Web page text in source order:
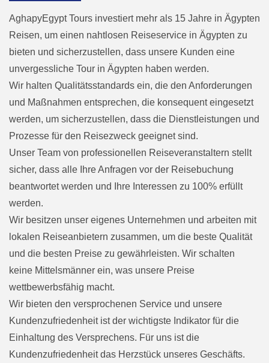
AghapyEgypt Tours investiert mehr als 15 Jahre in Ägypten
Reisen, um einen nahtlosen Reiseservice in Ägypten zu
bieten und sicherzustellen, dass unsere Kunden eine
unvergessliche Tour in Ägypten haben werden.
Wir halten Qualitätsstandards ein, die den Anforderungen
und Maßnahmen entsprechen, die konsequent eingesetzt
werden, um sicherzustellen, dass die Dienstleistungen und
Prozesse für den Reisezweck geeignet sind.
Unser Team von professionellen Reiseveranstaltern stellt
sicher, dass alle Ihre Anfragen vor der Reisebuchung
beantwortet werden und Ihre Interessen zu 100% erfüllt
werden.
Wir besitzen unser eigenes Unternehmen und arbeiten mit
lokalen Reiseanbietern zusammen, um die beste Qualität
und die besten Preise zu gewährleisten. Wir schalten
keine Mittelsmänner ein, was unsere Preise
wettbewerbsfähig macht.
Wir bieten den versprochenen Service und unsere
Kundenzufriedenheit ist der wichtigste Indikator für die
Einhaltung des Versprechens. Für uns ist die
Kundenzufriedenheit das Herzstück unseres Geschäfts.